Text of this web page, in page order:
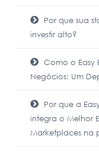
Por que sua
investir alto?
Como o Easy
Negócios: Um
Por que a
integra o Melhor
Marketplaces na